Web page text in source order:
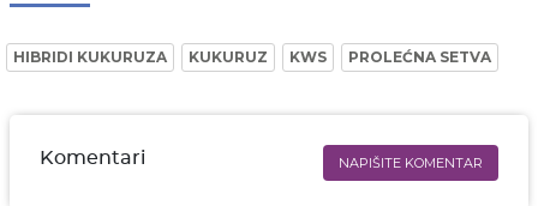
HIBRIDI KUKURUZA KUKURUZ KWS PROLEĆNA SETVA
Komentari NAPIŠITE KOMENTAR